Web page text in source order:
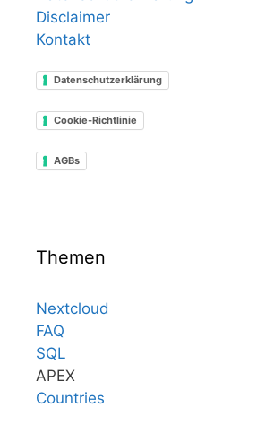
Disclaimer
Kontakt
Datenschutzerklärung
Cookie-Richtlinie
AGBs
Themen
Nextcloud
FAQ
SQL
APEX
Countries